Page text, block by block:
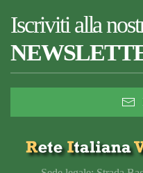
Iscriviti alla